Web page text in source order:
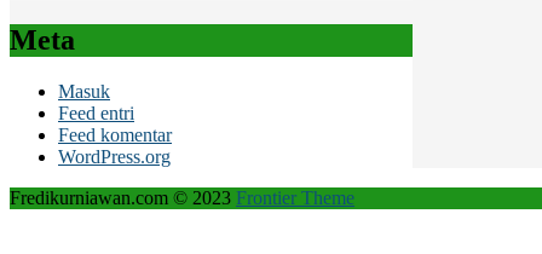
Meta
Masuk
Feed entri
Feed komentar
WordPress.org
Fredikurniawan.com © 2023 Frontier Theme